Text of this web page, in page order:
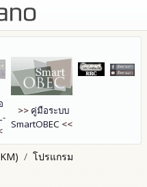
>> คู่มือระบบ
SmartOBEC <<
โปรแกรม